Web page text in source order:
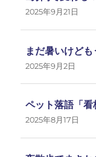
2025年9月21日
まだ暑いけども
2025年9月2日
ペット落語「看
2025年8月17日